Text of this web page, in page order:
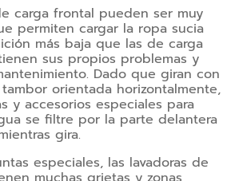
carga frontal pueden ser muy
permiten cargar la ropa sucia
más baja que las de carga
sus propios problemas y
Dado que giran con
orientada horizontalmente,
y accesorios especiales para
se filtre por la parte delantera
gira.
especiales, las lavadoras de